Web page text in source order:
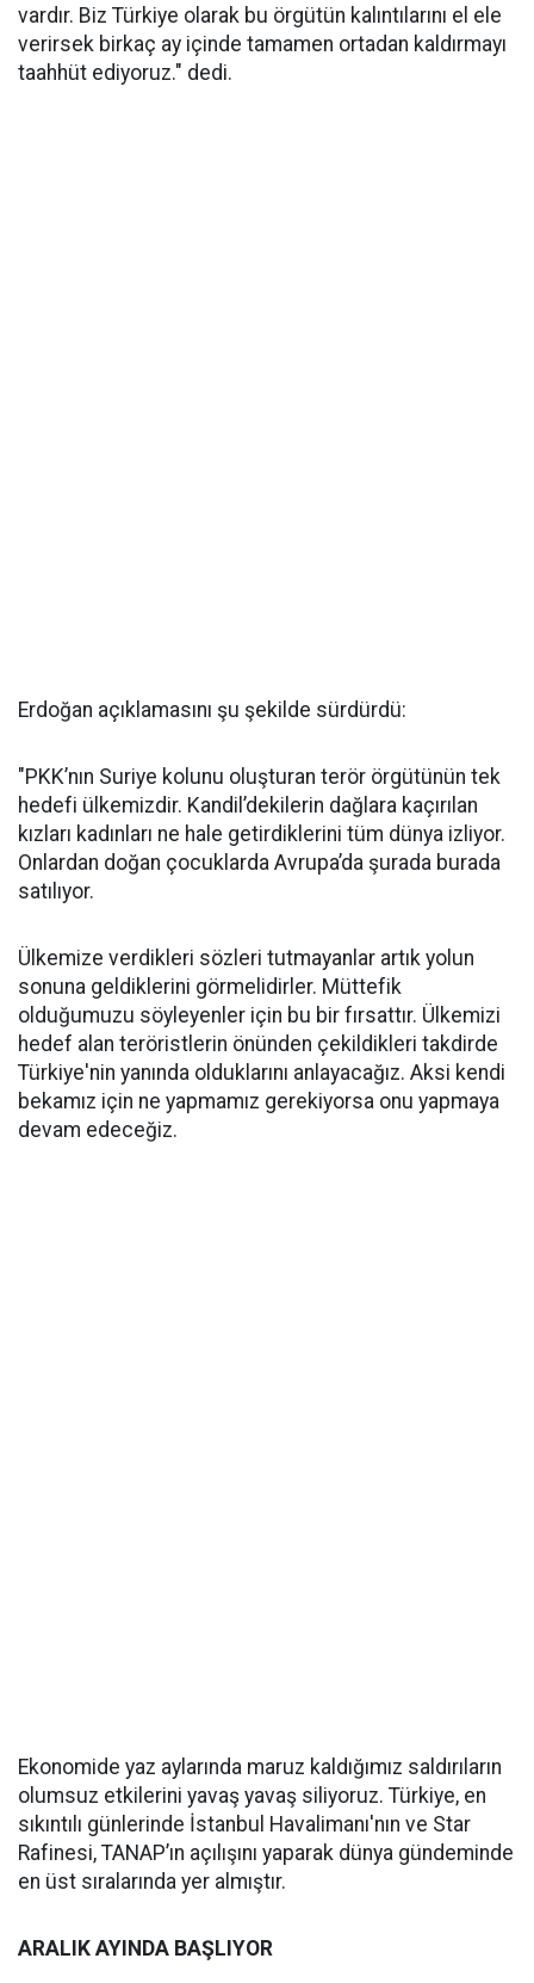
vardır. Biz Türkiye olarak bu örgütün kalıntılarını el ele
verirsek birkaç ay içinde tamamen ortadan kaldırmayı
taahhüt ediyoruz." dedi.
Erdoğan açıklamasını şu şekilde sürdürdü:
"PKK’nın Suriye kolunu oluşturan terör örgütünün tek
hedefi ülkemizdir. Kandil’dekilerin dağlara kaçırılan
kızları kadınları ne hale getirdiklerini tüm dünya izliyor.
Onlardan doğan çocuklarda Avrupa’da şurada burada
satılıyor.
Ülkemize verdikleri sözleri tutmayanlar artık yolun
sonuna geldiklerini görmelidirler. Müttefik
olduğumuzu söyleyenler için bu bir fırsattır. Ülkemizi
hedef alan teröristlerin önünden çekildikleri takdirde
Türkiye'nin yanında olduklarını anlayacağız. Aksi kendi
bekamız için ne yapmamız gerekiyorsa onu yapmaya
devam edeceğiz.
Ekonomide yaz aylarında maruz kaldığımız saldırıların
olumsuz etkilerini yavaş yavaş siliyoruz. Türkiye, en
sıkıntılı günlerinde İstanbul Havalimanı'nın ve Star
Rafinesi, TANAP’ın açılışını yaparak dünya gündeminde
en üst sıralarında yer almıştır.
ARALIK AYINDA BAŞLIYOR